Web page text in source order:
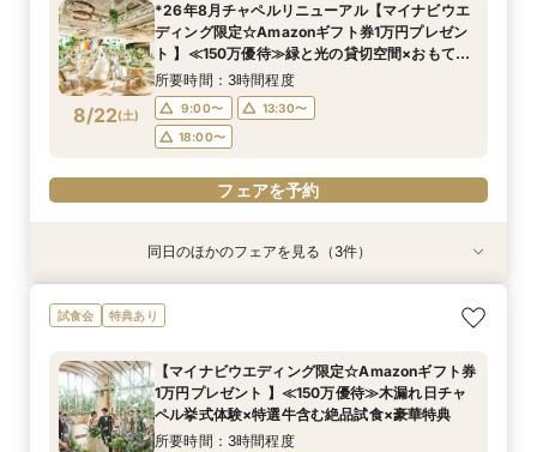
8/21(金)
談会で見積もりや特典などについて詳しく知れる
《安心》フェアを開催
所要時間：3時間程度
10:00〜
14:00〜
17:30〜
フェアを予約
8/22(土)
*26年8月チャペルリニューアル【マイナビウエ
ディング限定☆Amazonギフト券1万円プレゼン
ト 】≪150万優待≫緑と光の貸切空間×おもてな
しW×三ツ星シェフ4万試食×豪華特典*上質花嫁
体験
所要時間：3時間程度
9:00〜
13:30〜
18:00〜
フェアを予約
特典あり
8/22(土)
短期間でも理想が叶う◆安心サポート×豪華特典
付フェア
9:00〜
13:30〜
18:00〜
特典あり
8/22(土)
【マイナビ限定*カジュアル派に人気】1.5次会や
パーティスタイルを検討中の方へ｜貸切邸宅で叶
所要時間：3時間程度
9:00〜
13:30〜
18:00〜
特典あり
8/22(土)
【ゲスト満足◎】絶品料理×オープンキッチン演
出＊豪華4万試食
9:00〜
13:30〜
18:00〜
同日のほかのフェアを見る（3件）
試食会 特典あり
【マイナビウエディング限定☆Amazonギフト券
1万円プレゼント 】≪150万優待≫木漏れ日チャ
ペル挙式体験×特選牛含む絶品試食×豪華特典
所要時間：3時間程度